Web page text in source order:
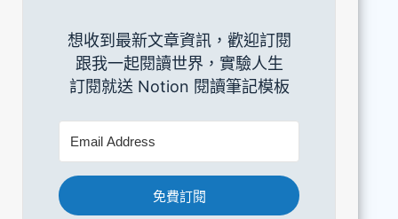
想收到最新文章資訊，歡迎訂閱
跟我一起閱讀世界，實驗人生
訂閱就送 Notion 閱讀筆記模板
免費訂閱